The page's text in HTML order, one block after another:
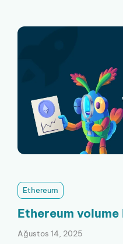
Ethereum
Ethereum
Ağustos 14, 2025